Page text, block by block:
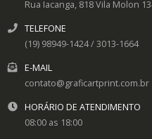
Rua Iacanga, 818Vila Molon
TELEFONE
(19) 98949-1424 / 3013-1664
E-MAIL
contato@graficartprint.com.br
HORÁRIO DE ATENDIMENTO
08:00 as 18:00